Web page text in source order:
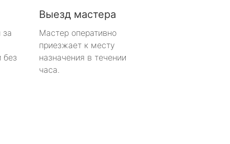
за
без
Выезд мастера
Мастер оперативно
приезжает к месту
назначения в течении
часа.